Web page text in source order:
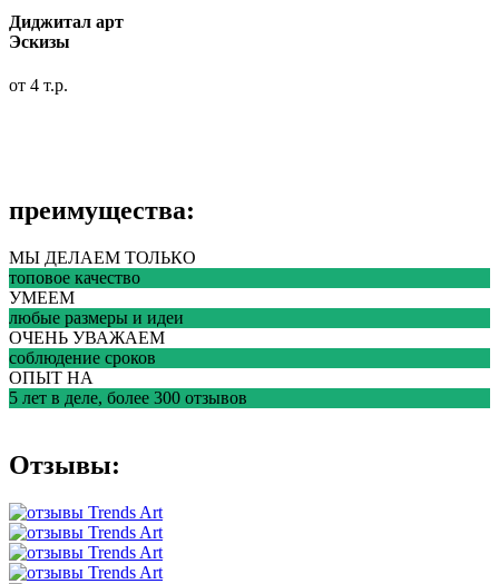
Диджитал арт
Эскизы
от 4 т.р.
преимущества:
МЫ ДЕЛАЕМ ТОЛЬКО
топовое качество
УМЕЕМ
любые размеры и идеи
ОЧЕНЬ УВАЖАЕМ
соблюдение сроков
ОПЫТ НА
5 лет в деле, более 300 отзывов
Отзывы: